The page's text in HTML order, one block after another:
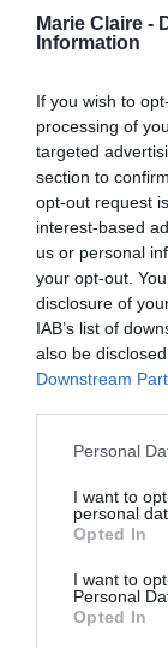
Marie Claire -
Information
If you wish to
processing of
targeted
section to
opt-out request
interest-based
us or personal
your opt-out.
disclosure of
IAB’s list of
also be
Downstream
Personal
I want to
personal
Opted In
I want to
Personal
Opted In
όπως
ένα
Σήμερα οι
παιδιά αλλά
απόποτέ.
μειώθηκε από
έρευνα του
έπρεπε να
41%
έρχεται σε